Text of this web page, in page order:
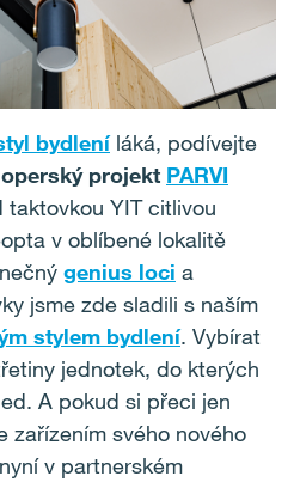
bydleníláká, podívejte
projekt PARVI
taktovkou YIT citlivou
v oblíbené lokalitě
genius loci a
jsme zde sladili s naším
stylem bydlení. Vybírat
jednotek, do kterých
A pokud si přeci jen
zařízením svého nového
v partnerském